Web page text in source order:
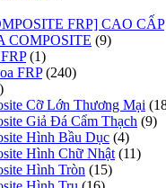
FRP] CAO CẤP
COMPOSITE (9)
(1)
FRP (240)
Cỡ Lớn Thương Mại
Giả Đá Cẩm Thạch (9)
Hình Bầu Dục (4)
Hình Chữ Nhật (11)
Hình Tròn (15)